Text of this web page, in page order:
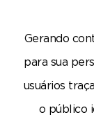
Gerando
para sua
usuários
o público